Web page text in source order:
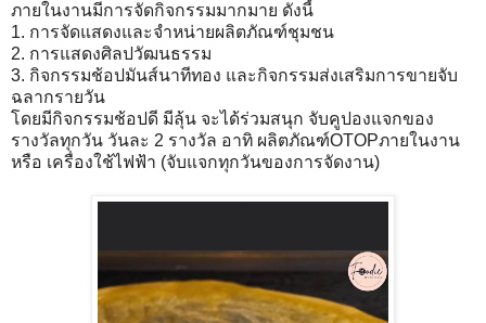
ภายในงานมีการจัดกิจกรรมมากมาย ดังนี้
1. การจัดแสดงและจำหน่ายผลิตภัณฑ์ชุมชน
2. การแสดงศิลปวัฒนธรรม
3. กิจกรรมช้อปมันส์นาทีทอง และกิจกรรมส่งเสริมการขายจับ
ฉลากรายวัน
โดยมีกิจกรรมช้อปดี มีลุ้น จะได้ร่วมสนุก จับคูปองแจกของ
รางวัลทุกวัน วันละ 2 รางวัล อาทิ ผลิตภัณฑ์OTOPภายในงาน
หรือ เครื่องใช้ไฟฟ้า (จับแจกทุกวันของการจัดงาน)